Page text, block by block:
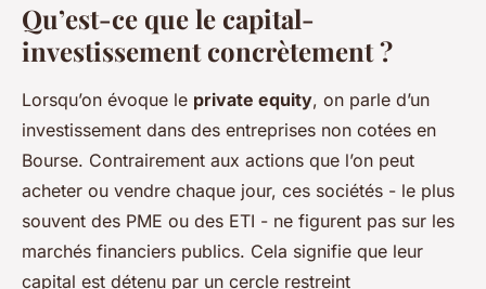
Qu’est-ce que le capital-
investissement concrètement ?
Lorsqu’on évoque le private equity, on parle d’un
investissement dans des entreprises non cotées en
Bourse. Contrairement aux actions que l’on peut
acheter ou vendre chaque jour, ces sociétés - le plus
souvent des PME ou des ETI - ne figurent pas sur les
marchés financiers publics. Cela signifie que leur
capital est détenu par un cercle restreint